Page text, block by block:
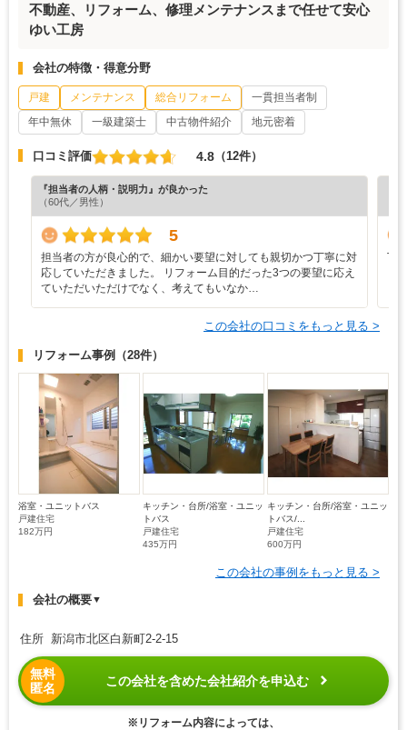
不動産、リフォーム、修理メンテナンスまで任せて安心
ゆい工房
会社の特徴・得意分野
戸建 メンテナンス 総合リフォーム
一貫担当者制
年中無休
一級建築士 中古物件紹介 地元密着
口コミ評価 4.8 （12件）
『担当者の人柄・説明力』が良かった
（60代／男性）
5
担当者の方が良心的で、細かい要望に対しても親切かつ丁寧に対
応していただきました。 リフォーム目的だった3つの要望に応え
ていただいただけでなく、考えてもいなか…
丁
この会社の口コミをもっと見る >
リフォーム事例 （28件）
浴室・ユニットバス
戸建住宅
182万円
キッチン・台所/浴室・ユニッ
トバス
戸建住宅
435万円
キッチン・台所/浴室・ユニッ
トバス/...
戸建住宅
600万円
この会社の事例をもっと見る >
会社の概要▼
住所 新潟市北区白新町2-2-15
無料
匿名
この会社を含めた会社紹介を申込む
※リフォーム内容によっては、